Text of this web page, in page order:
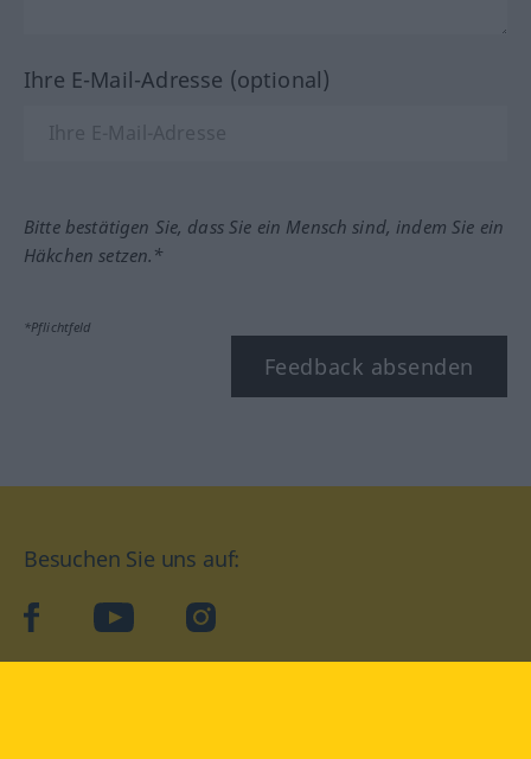
Ihre E-Mail-Adresse (optional)
Bitte bestätigen Sie, dass Sie ein Mensch sind, indem Sie ein
Häkchen setzen.*
*Pflichtfeld
Feedback absenden
Besuchen Sie uns auf:
facebookYouTube Instagram